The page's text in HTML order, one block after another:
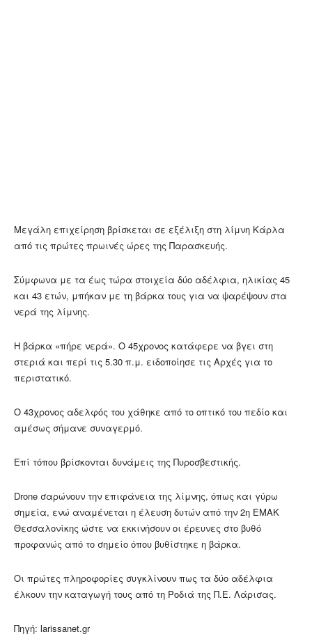
Μεγάλη επιχείρηση βρίσκεται σε εξέλιξη στη λίμνη Κάρλα
από τις πρώτες πρωινές ώρες της Παρασκευής.
Σύμφωνα με τα έως τώρα στοιχεία δύο αδέλφια, ηλικίας 45
και 43 ετών, μπήκαν με τη βάρκα τους για να ψαρέψουν στα
νερά της λίμνης.
Η βάρκα «πήρε νερά». Ο 45χρονος κατάφερε να βγει στη
στεριά και περί τις 5.30 π.μ. ειδοποίησε τις Αρχές για το
περιστατικό.
Ο 43χρονος αδελφός του χάθηκε από το οπτικό του πεδίο και
αμέσως σήμανε συναγερμό.
Επί τόπου βρίσκονται δυνάμεις της Πυροσβεστικής.
Drone σαρώνουν την επιφάνεια της λίμνης, όπως και γύρω
σημεία, ενώ αναμένεται η έλευση δυτών από την 2η ΕΜΑΚ
Θεσσαλονίκης ώστε να εκκινήσουν οι έρευνες στο βυθό
προφανώς από το σημείο όπου βυθίστηκε η βάρκα.
Οι πρώτες πληροφορίες συγκλίνουν πως τα δύο αδέλφια
έλκουν την καταγωγή τους από τη Ροδιά της Π.Ε. Λάρισας.
Πηγή: larissanet.gr